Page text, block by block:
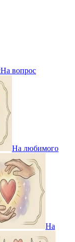
На вопрос
На любимого
На